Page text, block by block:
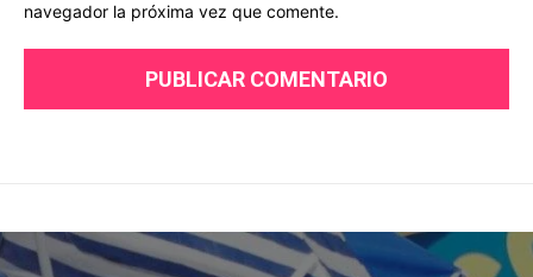
navegador la próxima vez que comente.